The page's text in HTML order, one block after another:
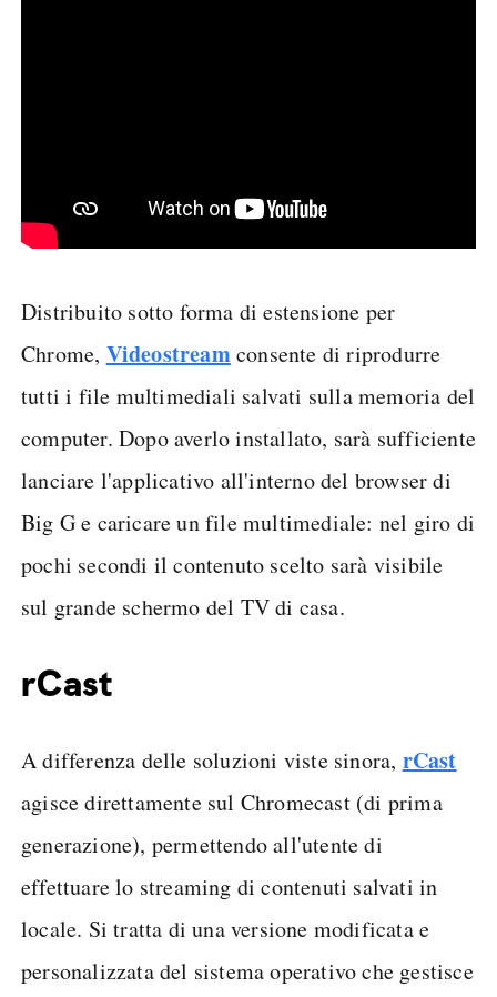
Distribuito sotto forma di estensione per
Chrome, Videostreamconsente di riprodurre
tutti i file multimediali salvati sulla memoria del
computer. Dopo averlo installato, sarà sufficiente
lanciare l'applicativo all'interno del browser di
Big G e caricare un file multimediale: nel giro di
pochi secondi il contenuto scelto sarà visibile
sul grande schermo del TV di casa.
rCast
A differenza delle soluzioni viste sinora, rCast
agisce direttamente sul Chromecast (di prima
generazione), permettendo all'utente di
effettuare lo streaming di contenuti salvati in
locale. Si tratta di una versione modificata e
personalizzata del sistema operativo che gestisce